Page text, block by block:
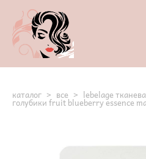
каталог > все > lebelage
голубики fruit blueberry essence